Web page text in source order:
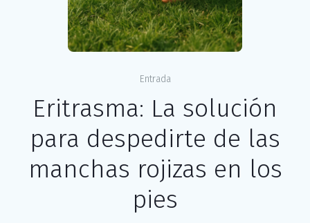
Entrada
Eritrasma: La solución
para despedirte de las
manchas rojizas en los
pies